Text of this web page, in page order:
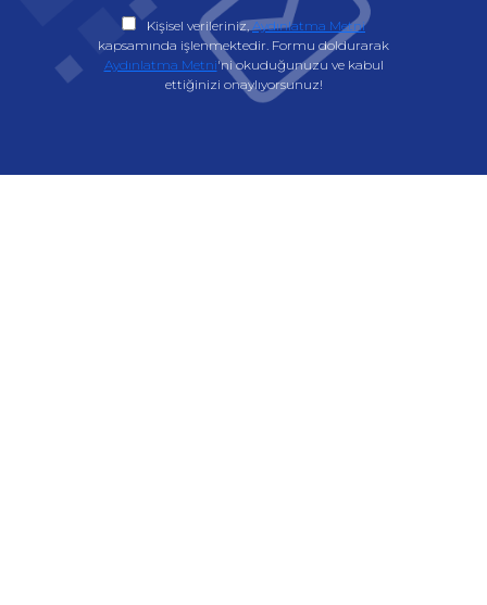
Kişisel verileriniz,Aydınlatma Metni
kapsamında işlenmektedir. Formu doldurarak
Aydınlatma Metni'ni okuduğunuzu ve kabul
ettiğinizi onaylıyorsunuz!